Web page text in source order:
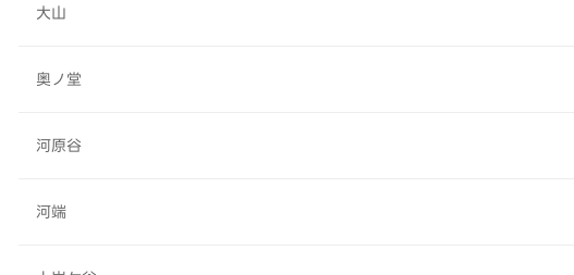
大山
奥ノ堂
河原谷
河端